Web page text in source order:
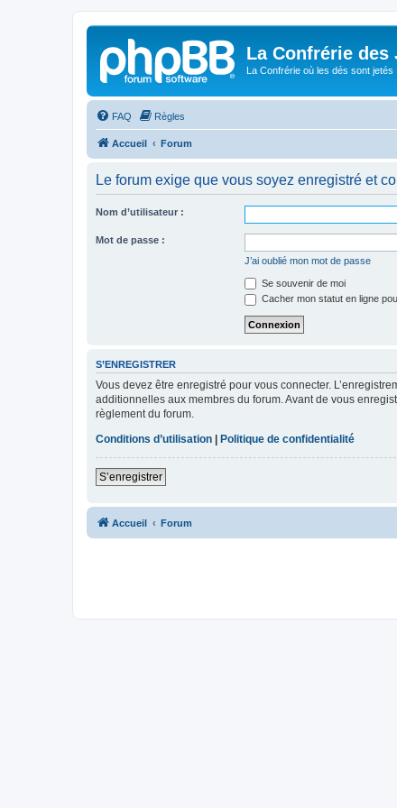
La Confrérie des
La Confrérie où les dés sont jetés !
FAQ Règles
Accueil Forum
Le forum exige que vous soyez enregistré et
Nom d’utilisateur :
Mot de passe :
J’ai oublié mon mot de passe
Se souvenir de moi
Cacher mon statut en ligne
S’ENREGISTRER
Vous devez être enregistré pour vous connecter.
additionnelles aux membres du forum. Avant de vous
règlement du forum.
Conditions d’utilisation
Politique de confidentialité
S’enregistrer
Accueil Forum